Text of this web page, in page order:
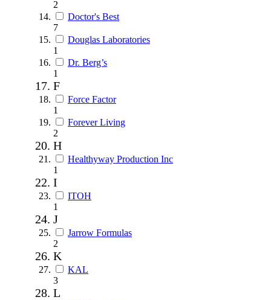
2
Doctor's Best
7
Douglas Laboratories
1
Dr. Berg’s
1
F
Force Factor
1
Forever Living
2
H
Healthyway Production Inc
1
I
ITOH
1
J
Jarrow Formulas
2
K
KAL
3
L